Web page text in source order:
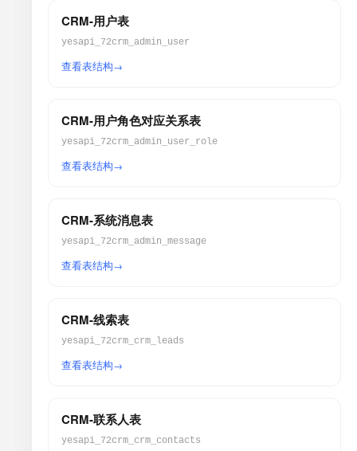
CRM-用户表
yesapi_72crm_admin_user
查看表结构
CRM-用户角色对应关系表
yesapi_72crm_admin_user_role
查看表结构
CRM-系统消息表
yesapi_72crm_admin_message
查看表结构
CRM-线索表
yesapi_72crm_crm_leads
查看表结构
CRM-联系人表
yesapi_72crm_crm_contacts